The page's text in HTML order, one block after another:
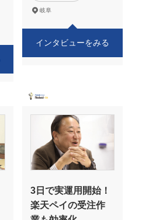
岐阜
インタビューをみる
3日で実運用開始！
楽天ペイの受注作